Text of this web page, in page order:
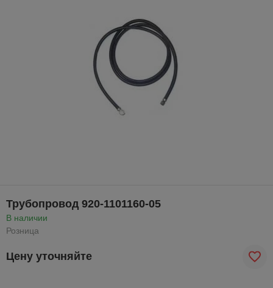
Трубопровод 920-1101160-05
В наличии
Розница
Цену уточняйте